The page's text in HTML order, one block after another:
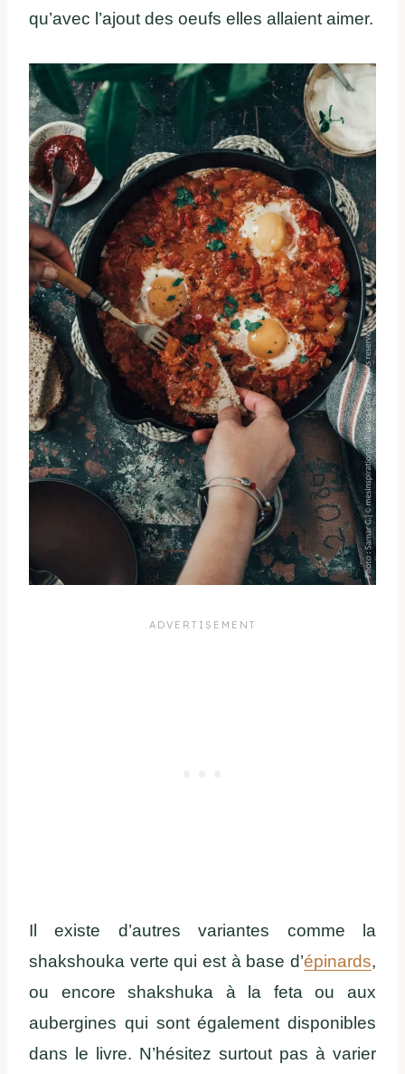
qu’avec l’ajout des oeufs elles allaient aimer.
Il existe d’autres variantes comme la
shakshouka verte qui est à base d’épinards,
ou encore shakshuka à la feta ou aux
aubergines qui sont également disponibles
dans le livre. N’hésitez surtout pas à varier